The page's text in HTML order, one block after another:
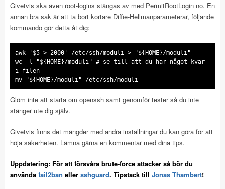
Givetvis ska även root-logins stängas av med PermitRootLogin no. En
annan bra sak är att ta bort kortare Diffie-Hellmanparameterar, följande
kommando gör detta åt dig:
awk '$5 > 2000' /etc/ssh/moduli > "${HOME}/moduli"
wc -l "${HOME}/moduli" # se till att du har något kvar
i filen
mv "${HOME}/moduli" /etc/ssh/moduli
Glöm inte att starta om openssh samt genomför tester så du inte
stänger ute dig själv.
Givetvis finns det mängder med andra inställningar du kan göra för att
höja säkerheten. Lämna gärna en kommentar med dina tips.
Uppdatering: För att försvåra brute-force attacker så bör du
använda fail2ban eller sshguard. Tipstack till Jonas Thambert!